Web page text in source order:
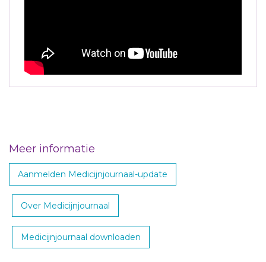
Meer informatie
Aanmelden Medicijnjournaal-update
Over Medicijnjournaal
Medicijnjournaal downloaden